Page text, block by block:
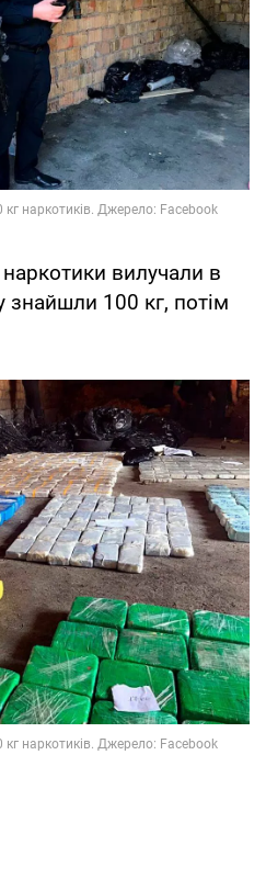
вилучали в
знайшли 100 кг, потім